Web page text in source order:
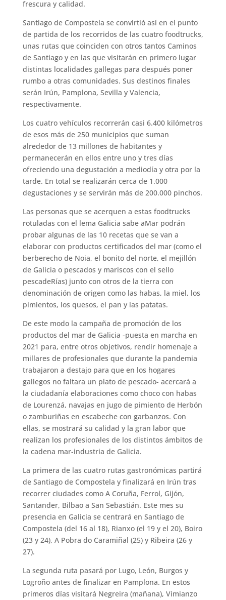
frescura y calidad.
Santiago de Compostela se convirtió así en el punto
de partida de los recorridos de las cuatro foodtrucks,
unas rutas que coinciden con otros tantos Caminos
de Santiago y en las que visitarán en primero lugar
distintas localidades gallegas para después poner
rumbo a otras comunidades. Sus destinos finales
serán Irún, Pamplona, Sevilla y Valencia,
respectivamente.
Los cuatro vehículos recorrerán casi 6.400 kilómetros
de esos más de 250 municipios que suman
alrededor de 13 millones de habitantes y
permanecerán en ellos entre uno y tres días
ofreciendo una degustación a mediodía y otra por la
tarde. En total se realizarán cerca de 1.000
degustaciones y se servirán más de 200.000 pinchos.
Las personas que se acerquen a estas foodtrucks
rotuladas con el lema Galicia sabe aMar podrán
probar algunas de las 10 recetas que se van a
elaborar con productos certificados del mar (como el
berberecho de Noia, el bonito del norte, el mejillón
de Galicia o pescados y mariscos con el sello
pescadeRías) junto con otros de la tierra con
denominación de origen como las habas, la miel, los
pimientos, los quesos, el pan y las patatas.
De este modo la campaña de promoción de los
productos del mar de Galicia -puesta en marcha en
2021 para, entre otros objetivos, rendir homenaje a
millares de profesionales que durante la pandemia
trabajaron a destajo para que en los hogares
gallegos no faltara un plato de pescado- acercará a
la ciudadanía elaboraciones como choco con habas
de Lourenzá, navajas en jugo de pimiento de Herbón
o zamburiñas en escabeche con garbanzos. Con
ellas, se mostrará su calidad y la gran labor que
realizan los profesionales de los distintos ámbitos de
la cadena mar-industria de Galicia.
La primera de las cuatro rutas gastronómicas partirá
de Santiago de Compostela y finalizará en Irún tras
recorrer ciudades como A Coruña, Ferrol, Gijón,
Santander, Bilbao a San Sebastián. Este mes su
presencia en Galicia se centrará en Santiago de
Compostela (del 16 al 18), Rianxo (el 19 y el 20), Boiro
(23 y 24), A Pobra do Caramiñal (25) y Ribeira (26 y
27).
La segunda ruta pasará por Lugo, León, Burgos y
Logroño antes de finalizar en Pamplona. En estos
primeros días visitará Negreira (mañana), Vimianzo